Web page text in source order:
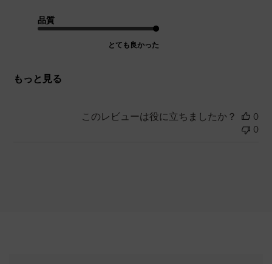
品質
とても良かった
もっと見る
このレビューは役に立ちましたか？
0
0